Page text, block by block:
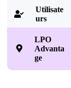

Utilisate
urs

LPO
Advanta
ge